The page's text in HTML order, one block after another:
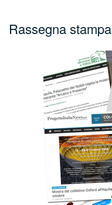
Rassegna stampa